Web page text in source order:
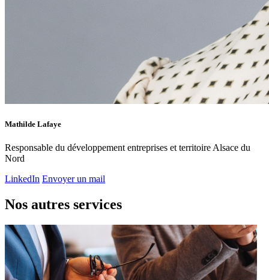
Mathilde Lafaye
Responsable du développement entreprises et territoire Alsace du
Nord
LinkedIn Envoyer un mail
Nos autres services